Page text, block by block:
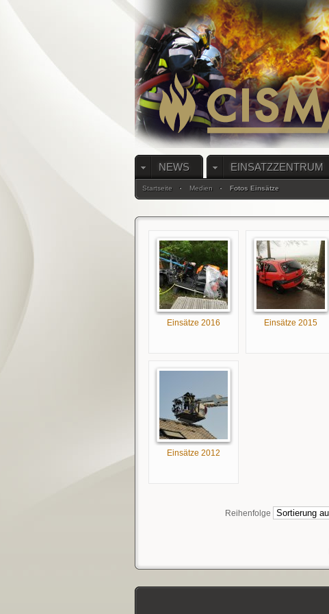
NEWS EINSATZZENTRUM
Startseite Medien Fotos Einsätze
Einsätze 2016 Einsätze 2015
Einsätze 2012
Reihenfolge